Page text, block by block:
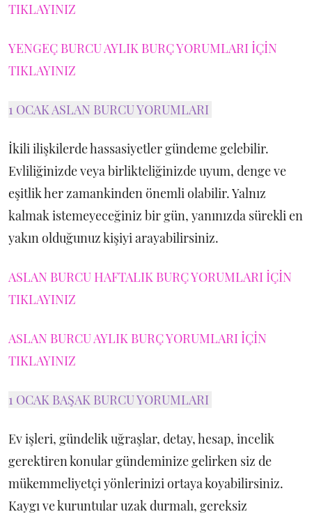
TIKLAYINIZ
YENGEÇ BURCU AYLIK BURÇ YORUMLARI İÇİN
TIKLAYINIZ
1 OCAK ASLAN BURCU YORUMLARI
İkili ilişkilerde hassasiyetler gündeme gelebilir.
Evliliğinizde veya birlikteliğinizde uyum, denge ve
eşitlik her zamankinden önemli olabilir. Yalnız
kalmak istemeyeceğiniz bir gün, yanınızda sürekli en
yakın olduğunuz kişiyi arayabilirsiniz.
ASLAN BURCU HAFTALIK BURÇ YORUMLARI İÇİN
TIKLAYINIZ
ASLAN BURCU AYLIK BURÇ YORUMLARI İÇİN
TIKLAYINIZ
1 OCAK BAŞAK BURCU YORUMLARI
Ev işleri, gündelik uğraşlar, detay, hesap, incelik
gerektiren konular gündeminize gelirken siz de
mükemmeliyetçi yönlerinizi ortaya koyabilirsiniz.
Kaygı ve kuruntular uzak durmalı, gereksiz